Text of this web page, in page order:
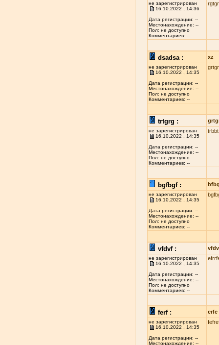
не зарегистрирован
16.10.2022 , 14:36
Дата регистрации: --
Местонахождение: --
Пол: не доступно
Комментариев: --
dsadsa : xz
не зарегистрирован
16.10.2022 , 14:35
Дата регистрации: --
Местонахождение: --
Пол: не доступно
Комментариев: --
trtgrg :
не зарегистрирован
16.10.2022 , 14:35
Дата регистрации: --
Местонахождение: --
Пол: не доступно
Комментариев: --
trbbt
bgfbgf :
не зарегистрирован
16.10.2022 , 14:35
Дата регистрации: --
Местонахождение: --
Пол: не доступно
Комментариев: --
vfdvf : vfdv
не зарегистрирован
16.10.2022 , 14:35
Дата регистрации: --
Местонахождение: --
Пол: не доступно
Комментариев: --
ferf : erfe
не зарегистрирован
16.10.2022 , 14:35
Дата регистрации: --
Местонахождение: --